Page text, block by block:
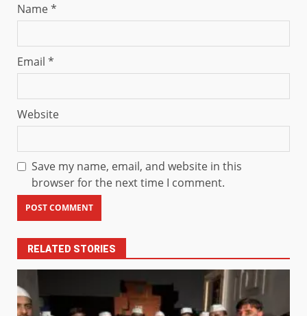
Name*
Email *
Website
Save my name, email, and website in this
browser for the next time I comment.
RELATED STORIES